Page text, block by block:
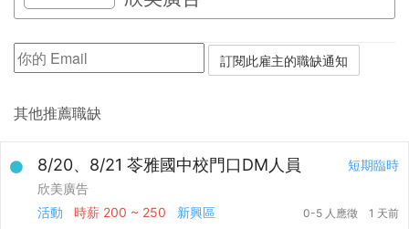
其他推薦職缺
短期臨時
8/20、8/21 苓雅國中校門口DM人員
欣美廣告
活動
時薪 200 ~ 250 新興區 0-5 人應徵 1 天前